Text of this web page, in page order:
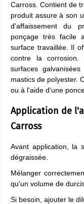
Carross. Contient de
produit assure à son
d'affaissement du
ponçage très facile
surface travaillée. Il
contre la corrosion.
surfaces
mastics de polyester.
ou à l'aide d'une
Application de
Carross
Avant application, la
dégraissée.
Mélanger
qu'un volume de
Si besoin, ajouter le